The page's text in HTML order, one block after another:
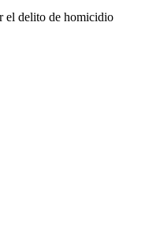
el delito de homicidio